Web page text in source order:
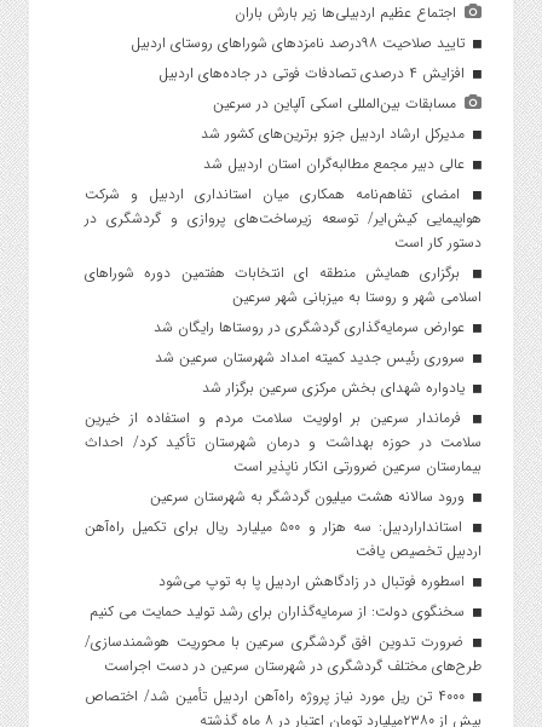
اجتماع عظیم اردبیلی‌ها زیر بارش باران
تایید صلاحیت ۹۸درصد نامزدهای شوراهای روستای اردبیل
افزایش ۴ درصدی تصادفات فوتی در جاده‌های اردبیل
مسابقات بین‌المللی اسکی آلپاین در سرعین
مدیرکل ارشاد اردبیل جزو برترین‌های کشور شد
عالی دبیر مجمع مطالبه‌گران استان اردبیل شد
امضای تفاهم‌نامه همکاری میان استانداری اردبیل و شرکت
هواپیمایی کیش‌ایر/ توسعه زیرساخت‌های پروازی و گردشگری در
دستور کار است
برگزاری همایش منطقه ای انتخابات هفتمین دوره شوراهای
اسلامی شهر و روستا به میزبانی شهر سرعین
عوارض سرمایه‌گذاری گردشگری در روستاها رایگان شد
سروری رئیس جدید کمیته امداد شهرستان سرعین شد
یادواره شهدای بخش مرکزی سرعین برگزار شد
فرماندار سرعین بر اولویت سلامت مردم و استفاده از خیرین
سلامت در حوزه بهداشت و درمان شهرستان تأکید کرد/ احداث
بیمارستان سرعین ضرورتی انکار ناپذیر است
ورود سالانه هشت میلیون گردشگر به شهرستان سرعین
استانداراردبیل: سه هزار و ۵۰۰ میلیارد ریال برای تکمیل راه‌آهن
اردبیل تخصیص یافت
اسطوره فوتبال در زادگاهش اردبیل پا به توپ می‌شود
سخنگوی دولت: از سرمایه‌گذاران برای رشد تولید حمایت می کنیم
ضرورت تدوین افق گردشگری سرعین با محوریت هوشمندسازی/
طرح‌های مختلف گردشگری در شهرستان سرعین در دست اجراست
۴۰۰۰ تن ریل مورد نیاز پروژه راه‌آهن اردبیل تأمین شد/ اختصاص
بیش از ۲۳۸۰میلیارد تومان اعتبار در ۸ ماه گذشته